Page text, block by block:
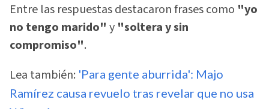
Entre las respuestas destacaron frases como "yo
no tengo marido" y "soltera y sin
compromiso".
Lea también: 'Para gente aburrida': Majo
Ramírez causa revuelo tras revelar que no usa